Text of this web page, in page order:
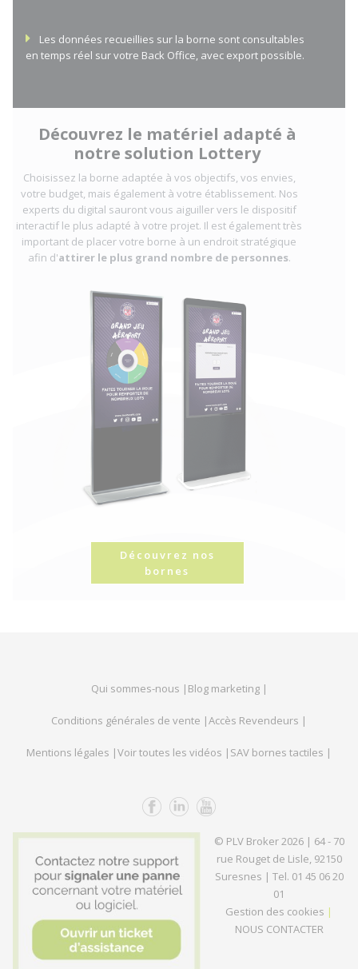
Les données recueillies sur la borne sont consultables
en temps réel sur votre Back Office, avec export possible.
Découvrez le matériel adapté à
notre solution Lottery
Choisissez la borne adaptée à vos objectifs, vos envies,
votre budget, mais également à votre établissement. Nos
experts du digital sauront vous aiguiller vers le dispositif
interactif le plus adapté à votre projet. Il est également très
important de placer votre borne à un endroit stratégique
afin d'attirer le plus grand nombre de personnes.
Découvrez nos
bornes
Qui sommes-nous | Blog marketing |
Conditions générales de vente |Accès Revendeurs |
Mentions légales |Voir toutes les vidéos | SAV bornes tactiles |
© PLV Broker 2026| 64 - 70
rue Rouget de Lisle, 92150
Suresnes | Tel. 01 45 06 20
01
Gestion des cookies |
NOUS CONTACTER